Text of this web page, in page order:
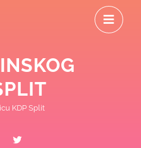
KDP Split
Facebook